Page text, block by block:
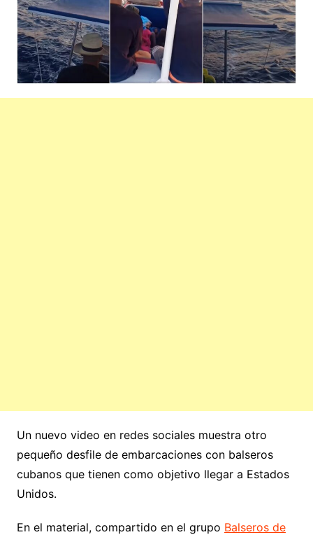
Un nuevo video en redes sociales muestra otro
pequeño desfile de embarcaciones con balseros
cubanos que tienen como objetivo llegar a Estados
Unidos.
En el material, compartido en el grupo Balseros de